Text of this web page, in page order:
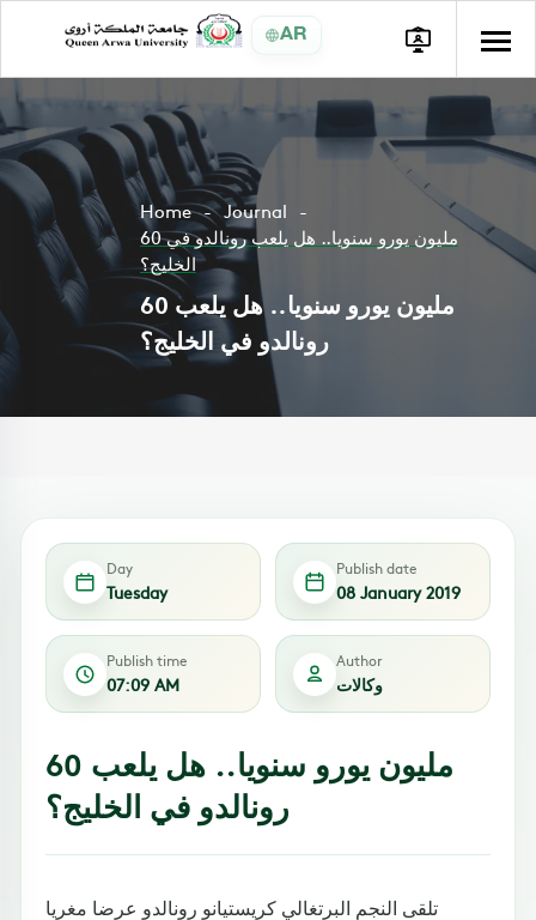
AR
Home
Journal
60 مليون يورو سنويا.. هل يلعب رونالدو في
الخليج؟
60 مليون يورو سنويا.. هل يلعب
رونالدو في الخليج؟
Day
Tuesday
Publish date
08 January 2019
Publish time
07:09 AM
Author
وكالات
60 مليون يورو سنويا.. هل يلعب
رونالدو في الخليج؟
تلقى النجم البرتغالي كريستيانو رونالدو عرضا مغريا